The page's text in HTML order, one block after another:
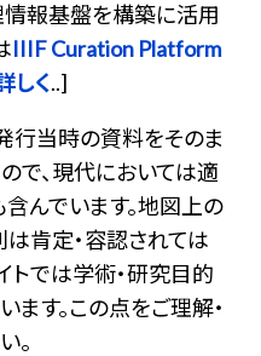
報基盤を構築に活用
IIIF Curation Platform
しく..]
行当時の資料をそのま
で、現代においては適
んでいます。地図上の
肯定・容認されては
トでは学術・研究目的
す。この点をご理解・
。